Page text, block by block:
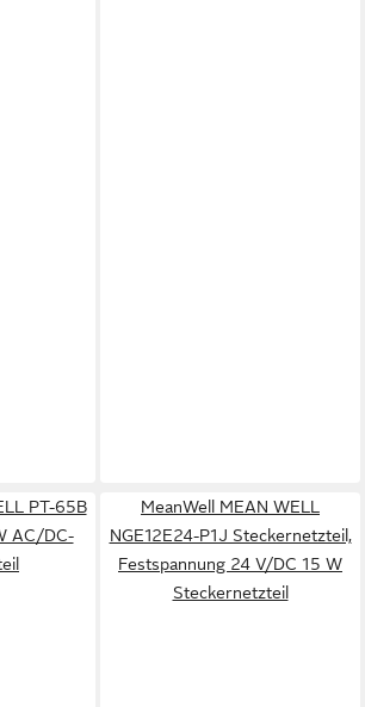
PT-65B
AC/DC-
MeanWell MEAN WELL
NGE12E24-P1J Steckernetzteil,
Festspannung 24 V/DC 15 W
Steckernetzteil